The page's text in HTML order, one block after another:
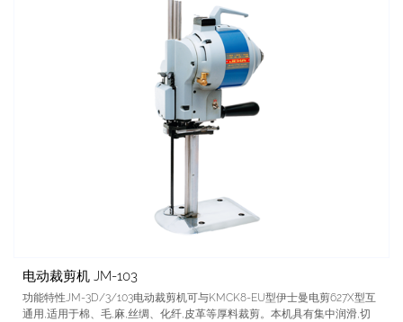
电动裁剪机 JM-103
功能特性JM-3D/3/103电动裁剪机可与KMCK8-EU型伊士曼电剪627X型互
通用,适用于棉、毛,麻,丝绸、化纤,皮革等厚料裁剪。本机具有集中润滑,切